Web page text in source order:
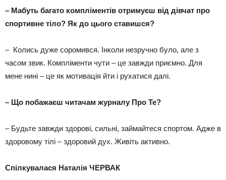
– Мабуть багато компліментів отримуєш від дівчат про
спортивне тіло? Як до цього ставишся?
– Колись дуже соромився. Інколи незручно було, але з
часом звик. Компліменти чути – це завжди приємно. Для
мене нині – це як мотивація йти і рухатися далі.
– Що побажаєш читачам журналу Про Те?
– Будьте завжди здорові, сильні, займайтеся спортом. Адже в
здоровому тілі – здоровий дух. Живіть активно.
Спілкувалася Наталія ЧЕРВАК